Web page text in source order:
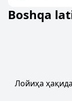
Boshqa
Лойиҳа ҳақида